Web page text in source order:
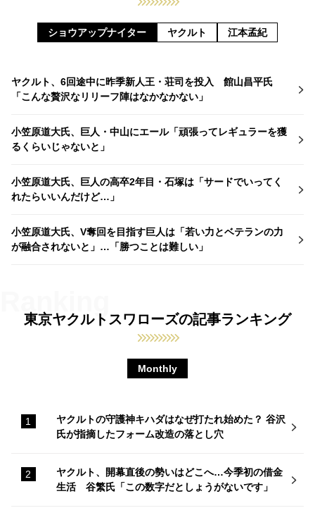
ショウアップナイター ヤクルト 江本孟紀
ヤクルト、6回途中に昨季新人王・荘司を投入 館山昌平氏
「こんな贅沢なリリーフ陣はなかなかない」
小笠原道大氏、巨人・中山にエール「頑張ってレギュラーを獲
るくらいじゃないと」
小笠原道大氏、巨人の高卒2年目・石塚は「サードでいってく
れたらいいんだけど…」
小笠原道大氏、V奪回を目指す巨人は「若い力とベテランの力
が融合されないと」…「勝つことは難しい」
東京ヤクルトスワローズの記事ランキング
Monthly
ヤクルトの守護神キハダはなぜ打たれ始めた？ 谷沢
氏が指摘したフォーム改造の落とし穴
ヤクルト、開幕直後の勢いはどこへ…今季初の借金
生活 谷繁氏「この数字だとしょうがないです」